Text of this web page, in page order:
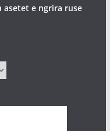
asetet e ngrira ruse